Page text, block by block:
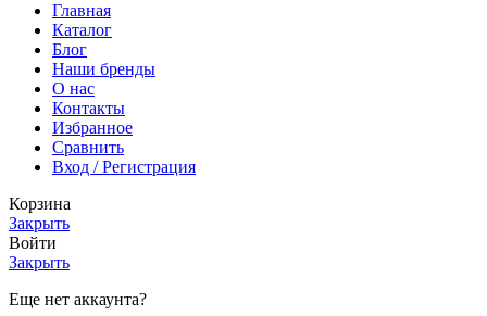
Главная
Каталог
Блог
Наши бренды
О нас
Контакты
Избранное
Сравнить
Вход / Регистрация
Корзина
Закрыть
Войти
Закрыть
Еще нет аккаунта?